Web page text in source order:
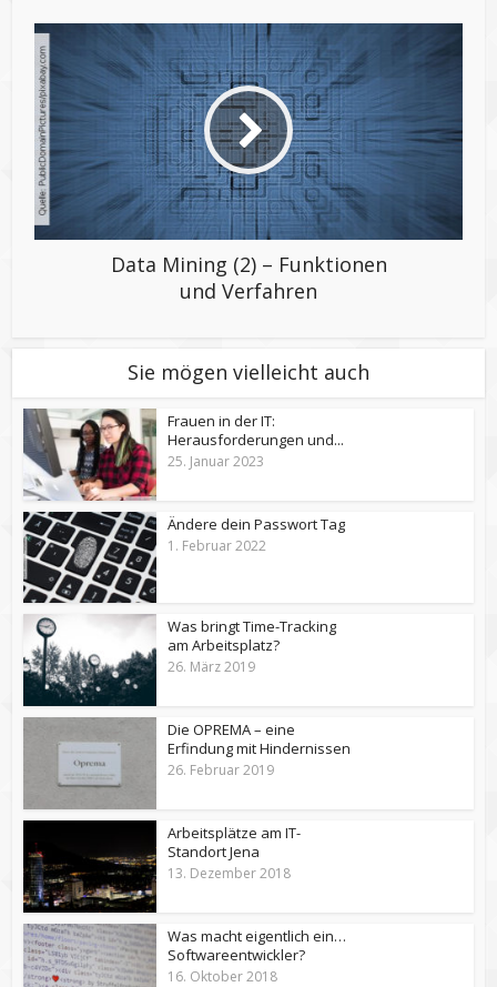
Data Mining (2) – Funktionen
und Verfahren
Sie mögen vielleicht auch
Frauen in der IT:
Herausforderungen und...
25. Januar 2023
Ändere dein Passwort Tag
1. Februar 2022
Was bringt Time-Tracking
am Arbeitsplatz?
26. März 2019
Die OPREMA – eine
Erfindung mit Hindernissen
26. Februar 2019
Arbeitsplätze am IT-
Standort Jena
13. Dezember 2018
Was macht eigentlich ein…
Softwareentwickler?
16. Oktober 2018